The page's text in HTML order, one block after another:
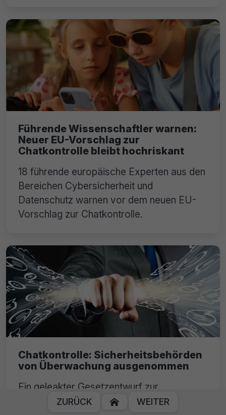
Führende Wissenschaftler warnen:
Neuer EU-Vorschlag zur
Chatkontrolle bleibt hochriskant
18 führende europäische Experten aus den
Bereichen Cybersicherheit und
Datenschutz warnen vor dem neuen EU-
Vorschlag zur Chatkontrolle.
Chatkontrolle: Sicherheitsbehörden
von Überwachung ausgenommen
Ein geleakter Gesetzentwurf zur
Chatkontrolle deutet darauf hin, dass
ZURÜCK  WEITER